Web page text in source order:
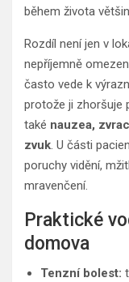
během života
Rozdíl není jen v
nepříjemně
často vede k
protože ji zhoršuje
také nauzea,
zvuk. U části
poruchy vidění,
mravenčení.
Praktické
domova
Tenzní bolest: